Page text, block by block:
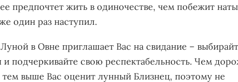
предпочтет жить в одиночестве, чем побежит
один раз наступил.
в Овне приглашает Вас на свидание –
подчеркивайте свою респектабельность. Чем
тем выше Вас оценит лунный Близнец, поэтому не